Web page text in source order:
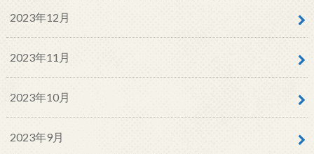
2023年12月
2023年11月
2023年10月
2023年9月